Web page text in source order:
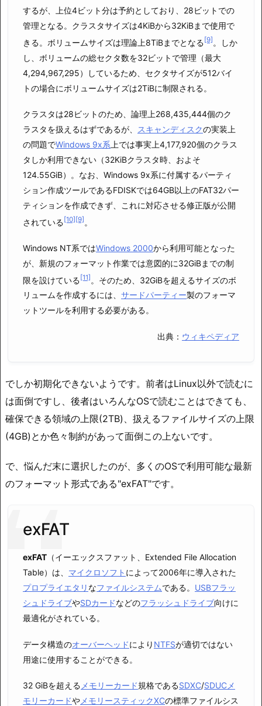
するが、上位4ビット分は予約としており、28ビットでの
管理となる。クラスタサイズは4KiBから32KiBまで使用で
きる。ボリュームサイズは理論上8TiBまでとなる [9] 。しか
し、ボリュームの総セクタ数を32ビットで管理（最大
4,294,967,295）しているため、セクタサイズが512バイ
トの場合にボリュームサイズは2TiBに制限される。
クラスタは28ビットのため、論理上268,435,444個のク
ラスタを扱えるはずであるが、
スキャンディスクの実装上
の問題でWindows 9x系 上では事実上4,177,920個のクラス
タしか利用できない（32KiBクラスタ時、およそ
124.55GiB）。なお、Windows 9x系に付属するパーティ
ション作成ツールであるFDISKでは64GB以上のFAT32パー
ティションを作成できず、これに対応させる修正版が公開
されている [10] [9] 。
Windows NT系ではWindows 2000から利用可能となった
が、新規のフォーマット作業では意図的に32GiBまでの制
限を設けている[11] 。そのため、32GiBを超えるサイズのボ
リュームを作成するには、 サードパーティー製のフォーマ
ットツールを利用する必要がある。
出典： ウィキペディア
でしか初期化できないようです。前者はLinux以外で読むに
は面倒ですし、後者はいろんなOSで読むことはできても、
確保できる領域の上限(2TB)、扱えるファイルサイズの上限
(4GB)とか色々制約があって面倒この上ないです。
で、悩んだ末に選択したのが、多くのOSで利用可能な最新
のフォーマット形式である"exFAT"です。
exFAT
exFAT （イーエックスファット、Extended File Allocation
Table）は、 マイクロソフト によって2006年に導入された
プロプライエタリ なファイルシステムである。 USBフラッ
シュドライブやSDカードなどのフラッシュドライブ向けに
最適化がされている。
データ構造のオーバーヘッドにより NTFSが適切ではない
用途に使用することができる。
32 GiBを超える メモリーカード規格であるSDXC/SDUCメ
モリーカードや メモリースティックXCの標準ファイルシス